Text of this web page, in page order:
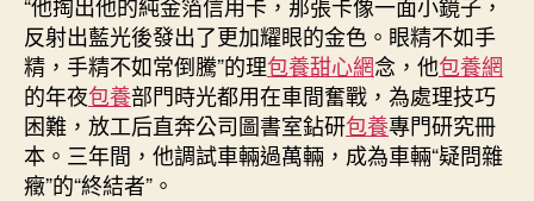
的
底
氣〉
中
反射出藍光後發出了更加耀眼的金色。眼精不如手
精，手精不如常倒騰”的理包養甜心網念，他包養網
的年夜包養部門時光都用在車間奮戰，為處理技巧
困難，放工后直奔公司圖書室鉆研包養專門研究冊
本。三年間，他調試車輛過萬輛，成為車輛“疑問雜
癥”的“終結者”。